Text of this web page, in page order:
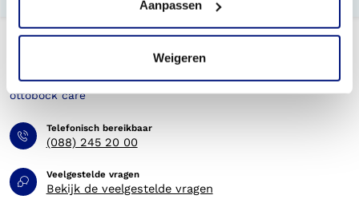
Aanpassen
Weigeren
Telefonisch bereikbaar
(088) 245 20 00
Veelgestelde vragen
Bekijk de veelgestelde vragen